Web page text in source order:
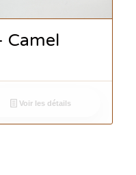
Camel
Voir les détails